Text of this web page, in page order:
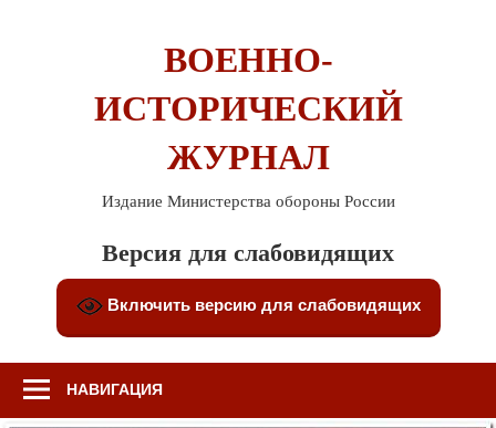
ВОЕННО-
ИСТОРИЧЕСКИЙ
ЖУРНАЛ
Издание Министерства обороны России
Версия для слабовидящих
Включить версию для слабовидящих
НАВИГАЦИЯ